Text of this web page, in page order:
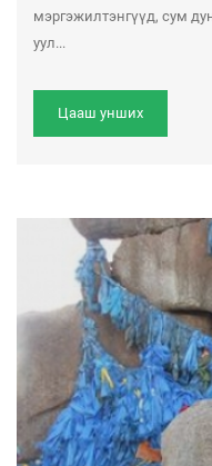
мэргэжилтэнгүүд, сум
уул...
Цааш унших